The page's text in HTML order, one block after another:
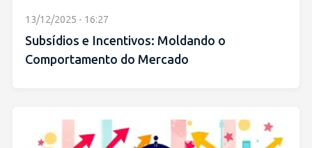
13/12/2025 - 16:27
Subsídios e Incentivos: Moldando o
Comportamento do Mercado